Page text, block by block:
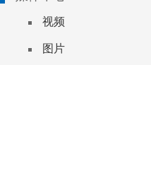
视频
图片